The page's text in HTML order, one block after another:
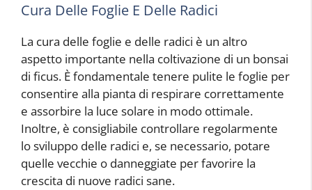
Cura Delle Foglie E Delle Radici
La cura delle foglie e delle radici è un altro
aspetto importante nella coltivazione di un bonsai
di ficus. È fondamentale tenere pulite le foglie per
consentire alla pianta di respirare correttamente
e assorbire la luce solare in modo ottimale.
Inoltre, è consigliabile controllare regolarmente
lo sviluppo delle radici e, se necessario, potare
quelle vecchie o danneggiate per favorire la
crescita di nuove radici sane.